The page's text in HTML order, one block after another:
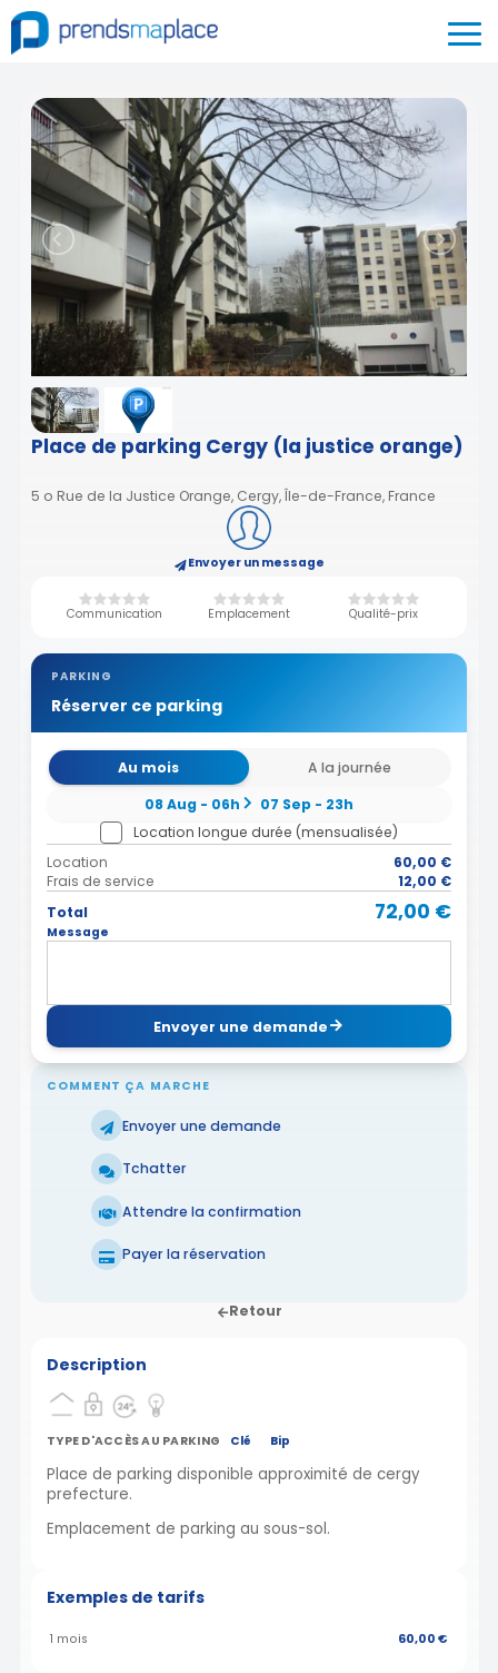
Place de parking Cergy (la justice orange)
5 o Rue de la Justice Orange, Cergy, Île-de-France, France
Envoyer un message
Communication Emplacement Qualité-prix
PARKING
Réserver ce parking
Au mois
A la journée
08 Aug - 06h
07 Sep - 23h
Location longue durée (mensualisée)
Location
60,00 €
Frais de service
12,00 €
Total
72,00 €
Message
Envoyer une demande
COMMENT ÇA MARCHE
Envoyer une demande
Tchatter
Attendre la confirmation
Payer la réservation
Retour
Description
TYPE D'ACCÈS AU PARKING Clé Bip
Place de parking disponible approximité de cergy
prefecture.
Emplacement de parking au sous-sol.
Exemples de tarifs
1 mois 60,00 €